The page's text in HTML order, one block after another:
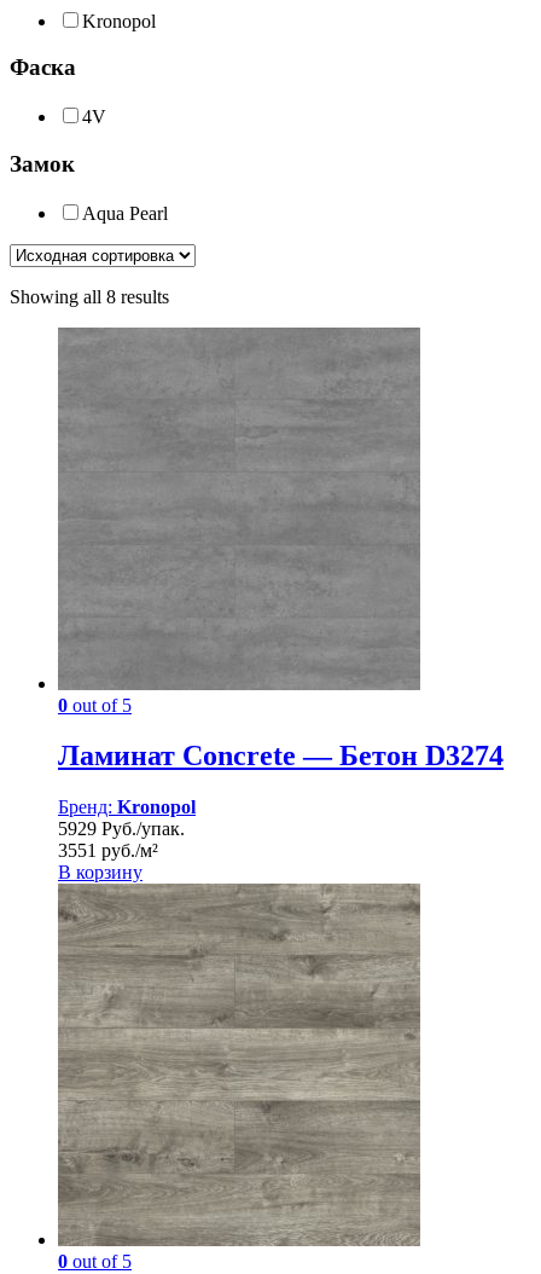
Kronopol
Фаска
4V
Замок
Aqua Pearl
Showing all 8 results
0 out of 5
Ламинат Concrete — Бетон D3274
Бренд: Kronopol
5929 Руб./упак.
3551 руб./м²
В корзину
0 out of 5